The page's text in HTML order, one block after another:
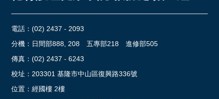
電話： (02) 2437 - 2093
分機：日間部888, 208 五專部218 進修部505
傳真：(02) 2437 - 6243
校址： 203301 基隆市中山區復興路336號
位置： 經國樓 2樓